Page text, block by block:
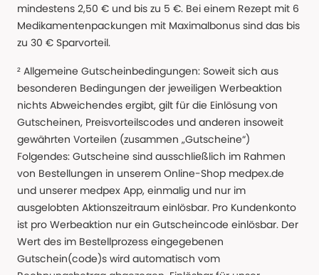
mindestens 2,50 € und bis zu 5 €. Bei einem Rezept mit 6
Medikamentenpackungen mit Maximalbonus sind das bis
zu 30 € Sparvorteil.
² Allgemeine Gutscheinbedingungen: Soweit sich aus
besonderen Bedingungen der jeweiligen Werbeaktion
nichts Abweichendes ergibt, gilt für die Einlösung von
Gutscheinen, Preisvorteilscodes und anderen insoweit
gewährten Vorteilen (zusammen „Gutscheine“)
Folgendes: Gutscheine sind ausschließlich im Rahmen
von Bestellungen in unserem Online-Shop medpex.de
und unserer medpex App, einmalig und nur im
ausgelobten Aktionszeitraum einlösbar. Pro Kundenkonto
ist pro Werbeaktion nur ein Gutscheincode einlösbar. Der
Wert des im Bestellprozess eingegebenen
Gutschein(code)s wird automatisch vom